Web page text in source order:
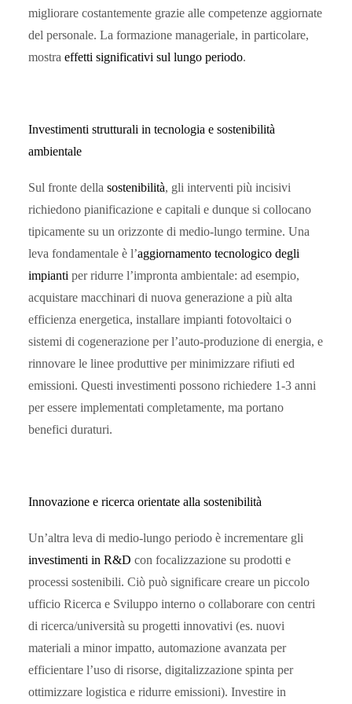
migliorare costantemente grazie alle competenze aggiornate
del personale. La formazione manageriale, in particolare,
mostra effetti significativi sul lungo periodo.
Investimenti strutturali in tecnologia e sostenibilità
ambientale
Sul fronte della sostenibilità, gli interventi più incisivi
richiedono pianificazione e capitali e dunque si collocano
tipicamente su un orizzonte di medio-lungo termine. Una
leva fondamentale è l’aggiornamento tecnologico degli
impianti per ridurre l’impronta ambientale: ad esempio,
acquistare macchinari di nuova generazione a più alta
efficienza energetica, installare impianti fotovoltaici o
sistemi di cogenerazione per l’auto-produzione di energia, e
rinnovare le linee produttive per minimizzare rifiuti ed
emissioni. Questi investimenti possono richiedere 1-3 anni
per essere implementati completamente, ma portano
benefici duraturi.
Innovazione e ricerca orientate alla sostenibilità
Un’altra leva di medio-lungo periodo è incrementare gli
investimenti in R&D con focalizzazione su prodotti e
processi sostenibili. Ciò può significare creare un piccolo
ufficio Ricerca e Sviluppo interno o collaborare con centri
di ricerca/università su progetti innovativi (es. nuovi
materiali a minor impatto, automazione avanzata per
efficientare l’uso di risorse, digitalizzazione spinta per
ottimizzare logistica e ridurre emissioni). Investire in